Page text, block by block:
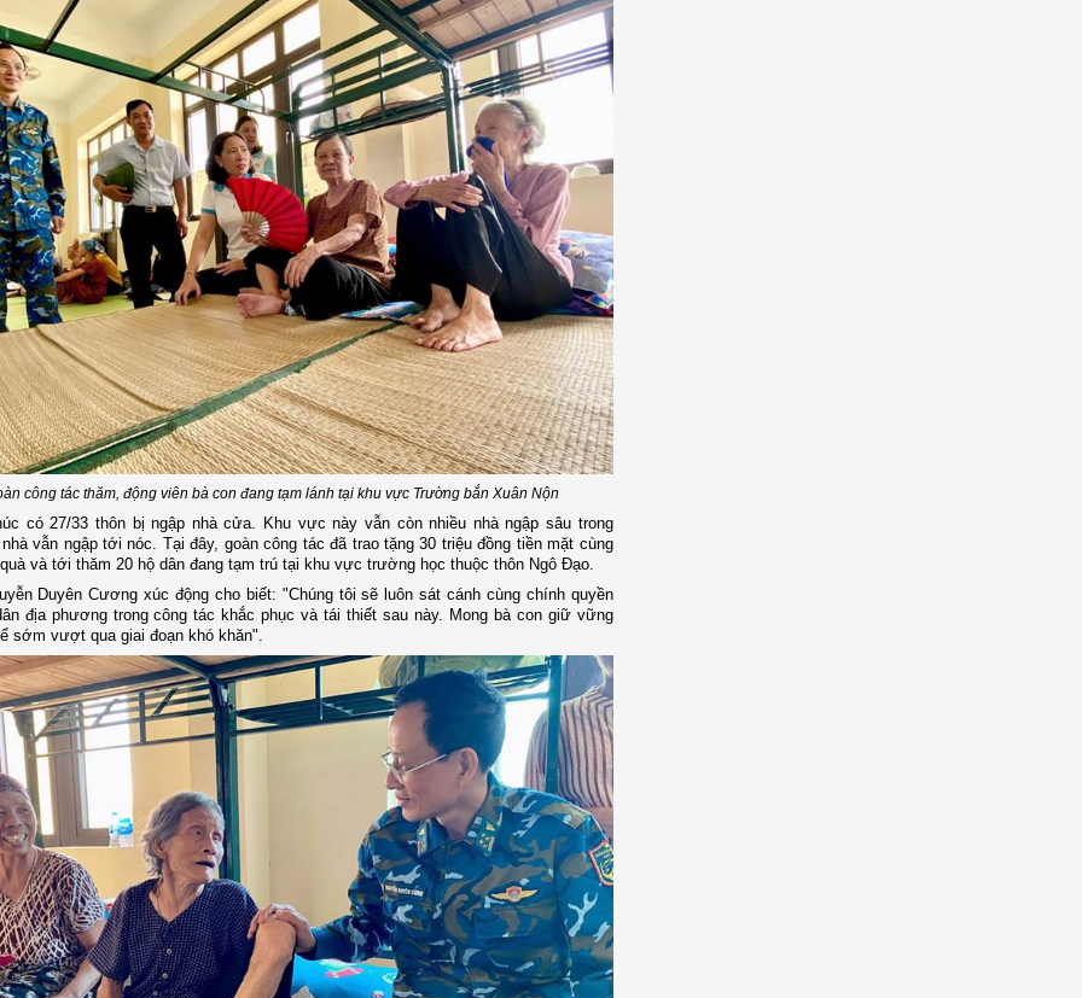
công tác thăm, động viên bà con đang tạm lánh tại khu vực Trường bắn Xuân Nộn
có 27/33 thôn bị ngập nhà cửa. Khu vực này vẫn còn nhiều nhà ngập sâu trong
vẫn ngập tới nóc. Tại đây, goàn công tác đã trao tặng 30 triệu đồng tiền mặt cùng
và tới thăm 20 hộ dân đang tạm trú tại khu vực trường học thuộc thôn Ngô Đạo.
Duyên Cương xúc động cho biết: "Chúng tôi sẽ luôn sát cánh cùng chính quyền
địa phương trong công tác khắc phục và tái thiết sau này. Mong bà con giữ vững
sớm vượt qua giai đoạn khó khăn".